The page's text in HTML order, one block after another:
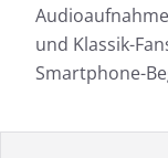
und Klassik-
Smartphone-